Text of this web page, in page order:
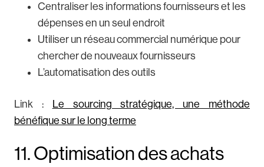
Centraliser les informations fournisseurs et les
dépenses en un seul endroit
Utiliser un réseau commercial numérique pour
chercher de nouveaux fournisseurs
L’automatisation des outils
Link : Le sourcing stratégique, une méthode
bénéfique sur le long terme
11. Optimisation des achats